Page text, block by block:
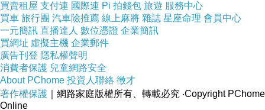
買賣租屋 支付連 國際連 Pi 拍錢包 旅遊 服務中心
買車 旅行團 汽車險推薦 線上麻將 雜誌 星座命理 會員中心
一元簡訊 直播達人 數位憑證 企業簡訊
買網址 虛擬主機 企業郵件
廣告刊登 隱私權聲明
消費者保護 兒童網路安全
About PChome 投資人聯絡 徵才
著作權保護 ｜網路家庭版權所有、轉載必究 ‧Copyright PChome
Online